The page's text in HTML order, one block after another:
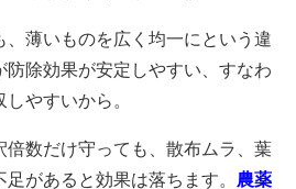
薄いものを広く均一にという違
防除効果が安定しやすい、すなわ
やすいから。
倍数だけ守っても、散布ムラ、葉
があると効果は落ちます。
農薬